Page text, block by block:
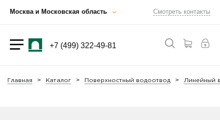
Москва и Московская область Смотреть контакты
+7 (499) 322-49-81
Главная Каталог Поверхностный водоотвод Линейный